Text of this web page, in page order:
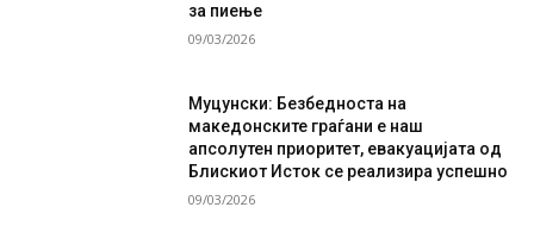
за пиење
09/03/2026
Муцунски: Безбедноста на
македонските граѓани е наш
апсолутен приоритет, евакуацијата од
Блискиот Исток се реализира успешно
09/03/2026